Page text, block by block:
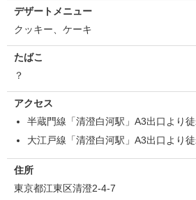
デザートメニュー
クッキー、ケーキ
たばこ
？
アクセス
半蔵門線「清澄白河駅」A3出口より
大江戸線「清澄白河駅」A3出口より
住所
東京都江東区清澄2-4-7